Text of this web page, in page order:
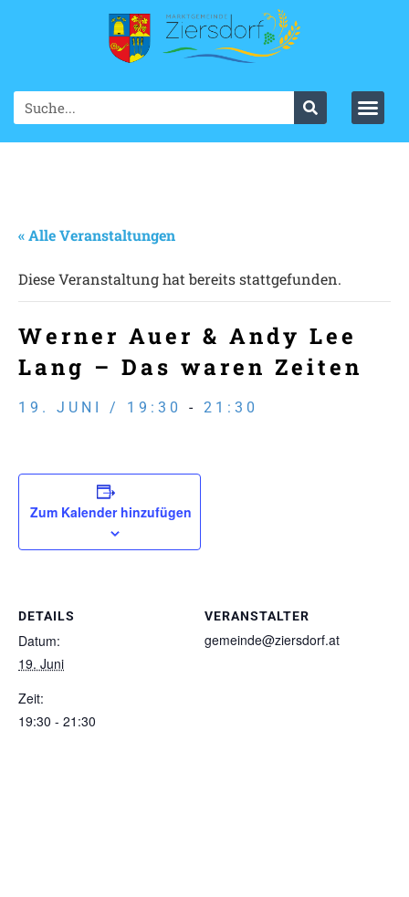
« Alle Veranstaltungen
Diese Veranstaltung hat bereits stattgefunden.
Werner Auer & Andy Lee
Lang – Das waren Zeiten
19. JUNI / 19:30 - 21:30
Zum Kalender hinzufügen
DETAILS
Datum:
19. Juni
Zeit:
19:30 - 21:30
VERANSTALTER
gemeinde@ziersdorf.at